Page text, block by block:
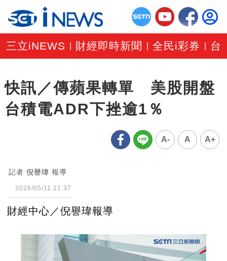
三立iNEWS 財經即時新聞 |全民i彩券 台
快訊／傳蘋果轉單 美股開盤
台積電ADR下挫逾1％
A- A A+
記者 倪譽瑋 報導
2026/05/11 21:37
財經中心／倪譽瑋報導